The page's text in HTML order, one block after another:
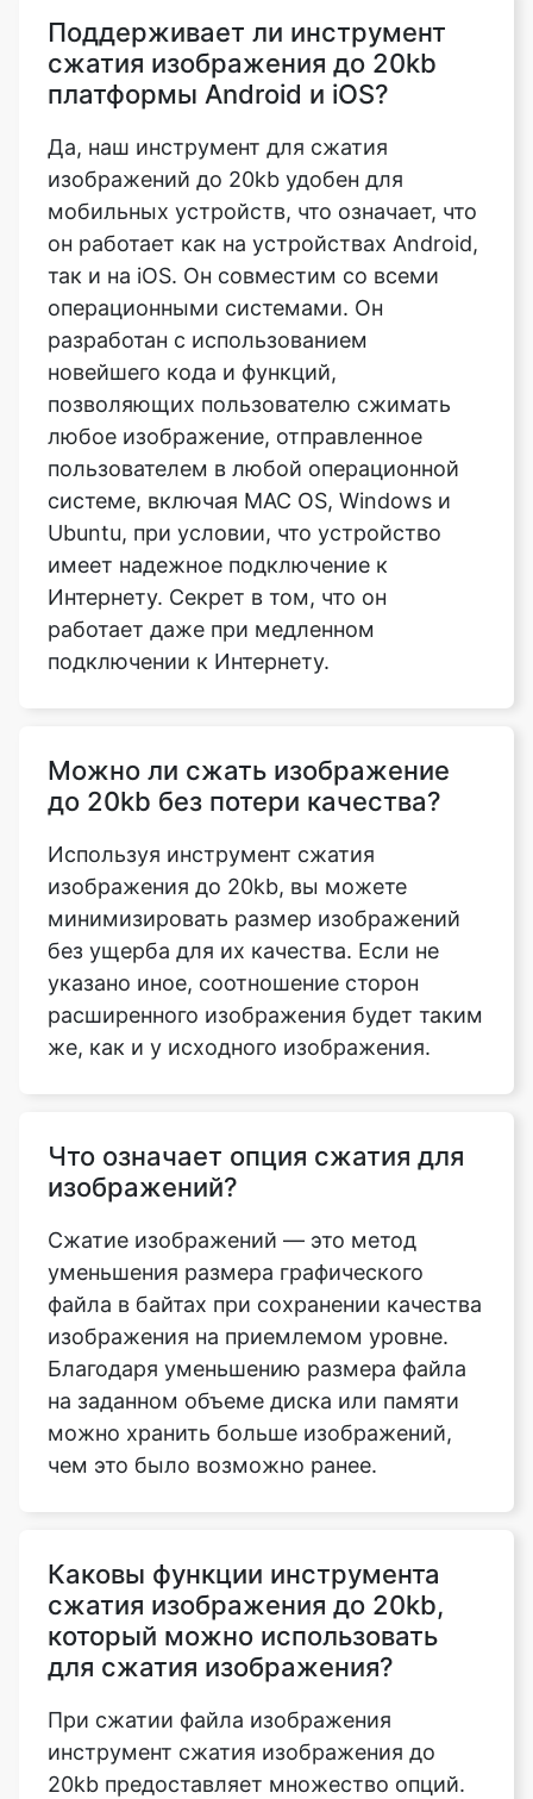
Да, наш инструмент для сжатия
изображений до 20kb удобен для
мобильных устройств, что означает, что
он работает как на устройствах Android,
так и на iOS. Он совместим со всеми
операционными системами. Он
разработан с использованием
новейшего кода и функций,
позволяющих пользователю сжимать
любое изображение, отправленное
пользователем в любой операционной
системе, включая MAC OS, Windows и
Ubuntu, при условии, что устройство
имеет надежное подключение к
Интернету. Секрет в том, что он
работает даже при медленном
подключении к Интернету.
Можно ли сжать изображение
Используя инструмент сжатия
изображения до 20kb, вы можете
минимизировать размер изображений
без ущерба для их качества. Если не
указано иное, соотношение сторон
расширенного изображения будет таким
же, как и у исходного изображения.
Что означает опция сжатия для
Сжатие изображений — это метод
уменьшения размера графического
файла в байтах при сохранении качества
изображения на приемлемом уровне.
Благодаря уменьшению размера файла
на заданном объеме диска или памяти
можно хранить больше изображений,
чем это было возможно ранее.
Каковы функции инструмента
для сжатия изображения?
При сжатии файла изображения
инструмент сжатия изображения до
20kb предоставляет множество опций.
Наиболее важными функциями
являются возможность изменять
загруженное изображение, изменяя его